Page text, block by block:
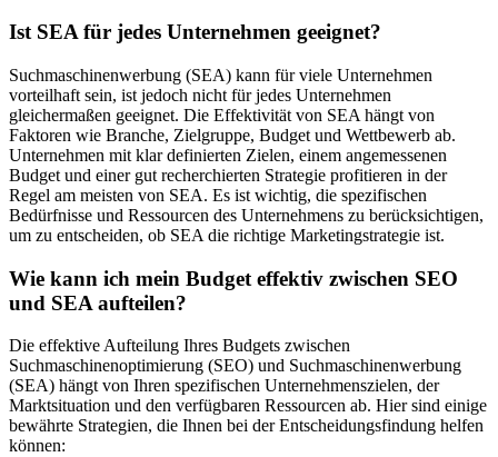
Ist SEA für jedes Unternehmen geeignet?
Suchmaschinenwerbung (SEA) kann für viele Unternehmen
vorteilhaft sein, ist jedoch nicht für jedes Unternehmen
gleichermaßen geeignet. Die Effektivität von SEA hängt von
Faktoren wie Branche, Zielgruppe, Budget und Wettbewerb ab.
Unternehmen mit klar definierten Zielen, einem angemessenen
Budget und einer gut recherchierten Strategie profitieren in der
Regel am meisten von SEA. Es ist wichtig, die spezifischen
Bedürfnisse und Ressourcen des Unternehmens zu berücksichtigen,
um zu entscheiden, ob SEA die richtige Marketingstrategie ist.
Wie kann ich mein Budget effektiv zwischen SEO
und SEA aufteilen?
Die effektive Aufteilung Ihres Budgets zwischen
Suchmaschinenoptimierung (SEO) und Suchmaschinenwerbung
(SEA) hängt von Ihren spezifischen Unternehmenszielen, der
Marktsituation und den verfügbaren Ressourcen ab. Hier sind einige
bewährte Strategien, die Ihnen bei der Entscheidungsfindung helfen
können: